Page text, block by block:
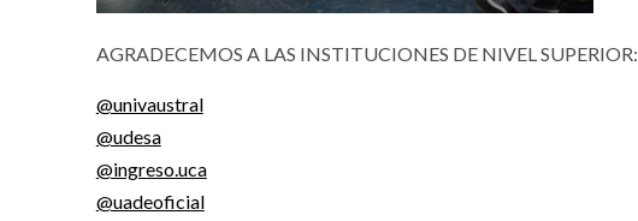
AGRADECEMOS A LAS INSTITUCIONES DE NIVEL SUPERIOR:
@univaustral
@udesa
@ingreso.uca
@uadeoficial